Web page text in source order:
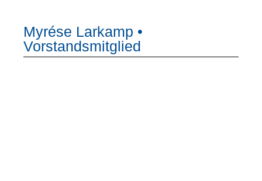
Myrése Larkamp •
Vorstandsmitglied